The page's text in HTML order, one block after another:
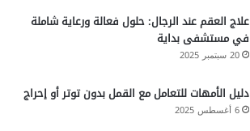
علاج العقم عند الرجال: حلول فعالة ورعاية شاملة
في مستشفى بداية
20 سبتمبر 2025
دليل الأمهات للتعامل مع القمل بدون توتر أو إحراج
6 أغسطس 2025